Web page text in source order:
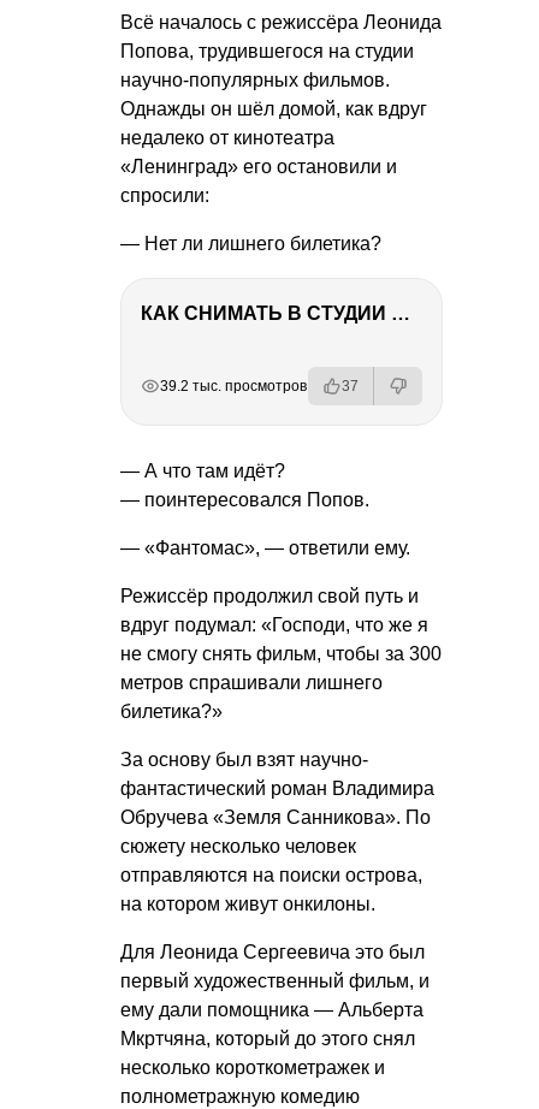
Всё началось с режиссёра Леонида
Попова, трудившегося на студии
научно-популярных фильмов.
Однажды он шёл домой, как вдруг
недалеко от кинотеатра
«Ленинград» его остановили и
спросили:
— Нет ли лишнего билетика?
КАК СНИМАТЬ В СТУДИИ СО ВСПЫШКАМИ
39.2 тыс. просмотров 37
— А что там идёт?
— поинтересовался Попов.
— «Фантомас», — ответили ему.
Режиссёр продолжил свой путь и
вдруг подумал: «Господи, что же я
не смогу снять фильм, чтобы за 300
метров спрашивали лишнего
билетика?»
За основу был взят научно-
фантастический роман Владимира
Обручева «Земля Санникова». По
сюжету несколько человек
отправляются на поиски острова,
на котором живут онкилоны.
Для Леонида Сергеевича это был
первый художественный фильм, и
ему дали помощника — Альберта
Мкртчяна, который до этого снял
несколько короткометражек и
полнометражную комедию